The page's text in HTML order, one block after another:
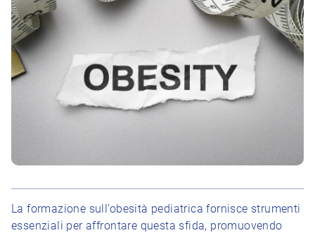
La formazione sull’obesità pediatrica fornisce strumenti
essenziali per affrontare questa sfida, promuovendo